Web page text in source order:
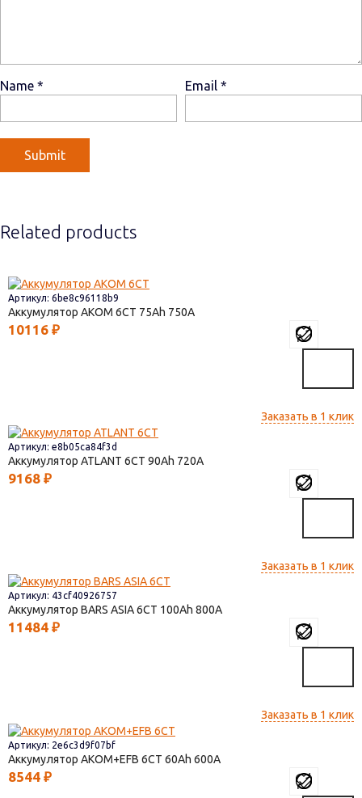
Name * Email *
Related products
Артикул: 6be8c96118b9
Аккумулятор AКОМ 6СТ 75 750
10116 ₽
Заказать в 1 клик
Артикул: e8b05ca84f3d
Аккумулятор ATLANT 6СТ 90 720
9168 ₽
Заказать в 1 клик
Артикул: 43cf40926757
Аккумулятор BARS ASIA 6CT 100 800
11484 ₽
Заказать в 1 клик
Артикул: 2e6c3d9f07bf
Аккумулятор AKOM+EFB 6СТ 60 600
8544 ₽